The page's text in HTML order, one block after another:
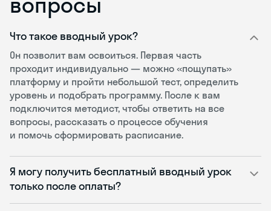
Что такое вводный урок?
Он позволит вам освоиться. Первая часть
проходит индивидуально — можно «пощупать»
платформу и пройти небольшой тест, определить
уровень и подобрать программу. После к вам
подключится методист, чтобы ответить на все
вопросы, рассказать о процессе обучения
и помочь сформировать расписание.
Я могу получить бесплатный вводный урок
только после оплаты?